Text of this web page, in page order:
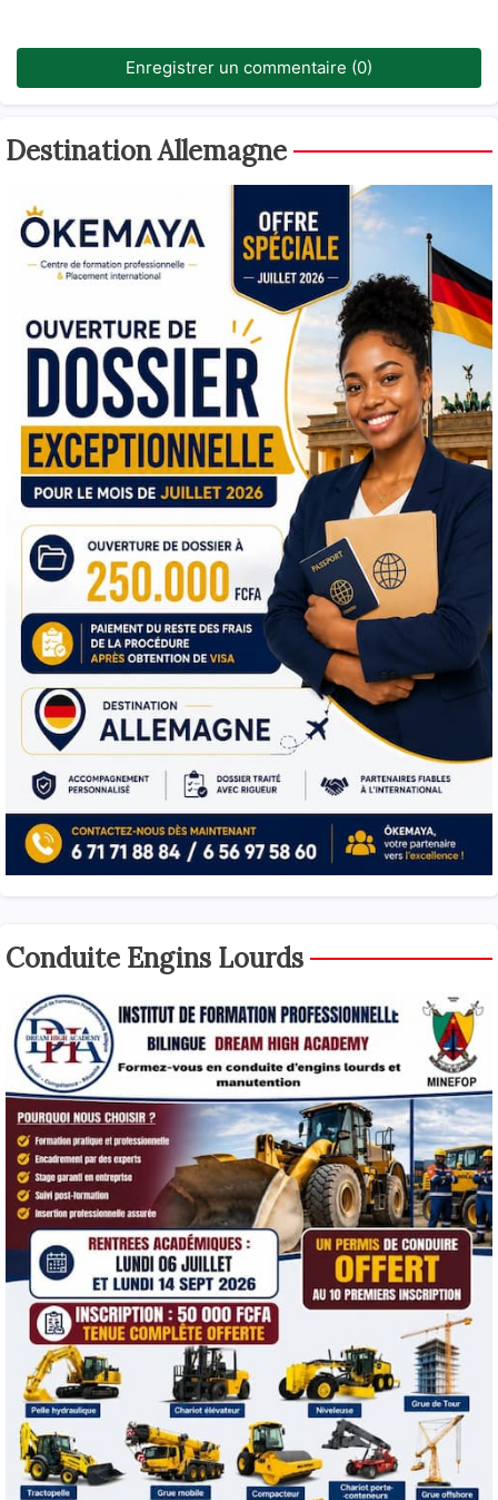
Enregistrer un commentaire (0)
Destination Allemagne
Conduite Engins Lourds